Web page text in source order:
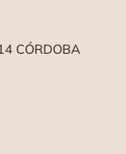
CÓRDOBA